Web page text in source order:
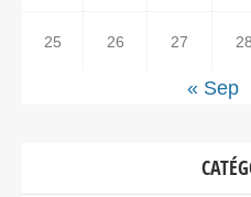
25 26 27 28
« Sep